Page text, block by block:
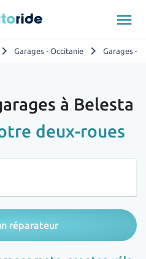
menu
chevron_right Garages - Occitanie chevron_right Garages -
à Belesta
deux-roues
réparateur